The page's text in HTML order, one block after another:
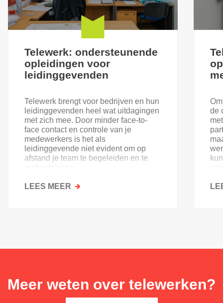
Telewerk: ondersteunende
opleidingen voor
leidinggevenden
Telewerk brengt voor bedrijven en hun
leidinggevenden heel wat uitdagingen
met zich mee. Door minder face-to-
face contact en controle van je
medewerkers is het als
leidinggevende niet evident om op
afstand je team te begeleiden en te
LEES MEER OVER
de
Meer weten over telewerken?